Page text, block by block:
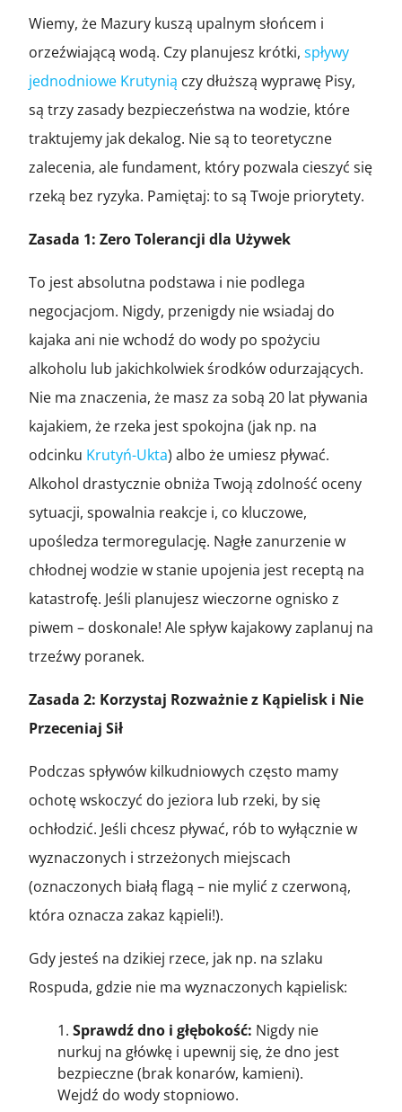
Wiemy, że Mazury kuszą upalnym słońcem i
orzeźwiającą wodą. Czy planujesz krótki, spływy
jednodniowe Krutynią czy dłuższą wyprawę Pisy,
są trzy zasady bezpieczeństwa na wodzie, które
traktujemy jak dekalog. Nie są to teoretyczne
zalecenia, ale fundament, który pozwala cieszyć się
rzeką bez ryzyka. Pamiętaj: to są Twoje priorytety.
Zasada 1: Zero Tolerancji dla Używek
To jest absolutna podstawa i nie podlega
negocjacjom. Nigdy, przenigdy nie wsiadaj do
kajaka ani nie wchodź do wody po spożyciu
alkoholu lub jakichkolwiek środków odurzających.
Nie ma znaczenia, że masz za sobą 20 lat pływania
kajakiem, że rzeka jest spokojna (jak np. na
odcinku Krutyń-Ukta) albo że umiesz pływać.
Alkohol drastycznie obniża Twoją zdolność oceny
sytuacji, spowalnia reakcje i, co kluczowe,
upośledza termoregulację. Nagłe zanurzenie w
chłodnej wodzie w stanie upojenia jest receptą na
katastrofę. Jeśli planujesz wieczorne ognisko z
piwem – doskonale! Ale spływ kajakowy zaplanuj na
trzeźwy poranek.
Zasada 2: Korzystaj Rozważnie z Kąpielisk i Nie
Przeceniaj Sił
Podczas spływów kilkudniowych często mamy
ochotę wskoczyć do jeziora lub rzeki, by się
ochłodzić. Jeśli chcesz pływać, rób to wyłącznie w
wyznaczonych i strzeżonych miejscach
(oznaczonych białą flagą – nie mylić z czerwoną,
która oznacza zakaz kąpieli!).
Gdy jesteś na dzikiej rzece, jak np. na szlaku
Rospuda, gdzie nie ma wyznaczonych kąpielisk:
Sprawdź dno i głębokość: Nigdy nie
nurkuj na główkę i upewnij się, że dno jest
bezpieczne (brak konarów, kamieni).
Wejdź do wody stopniowo.